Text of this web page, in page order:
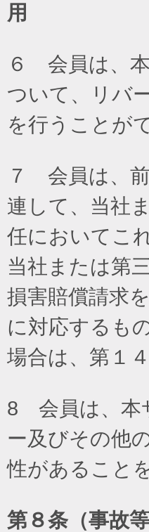
用
６ 会員は、
ついて、リバ
を行うことが
７ 会員は、
連して、当社
任においてこ
当社または第
損害賠償請求
に対応するも
場合は、第１
8 会員は、本
ー及びその他
性があること
第８条（事故等